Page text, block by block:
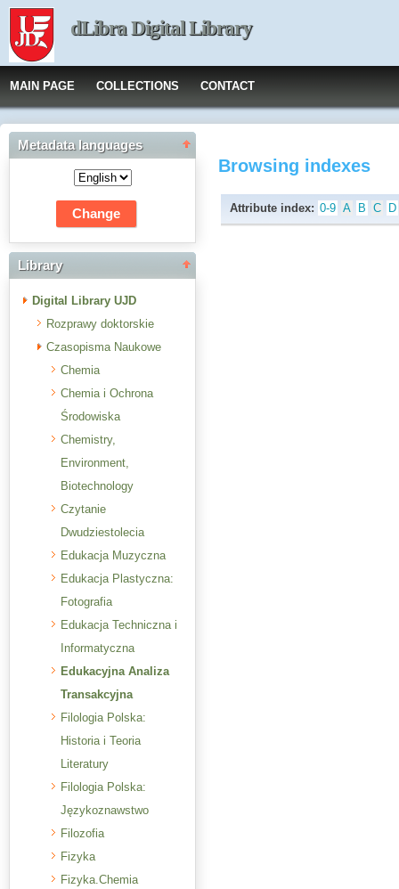
dLibra Digital Library
MAIN PAGE COLLECTIONS CONTACT
Metadata languages
Library
Digital Library UJD
Rozprawy doktorskie
Czasopisma Naukowe
Chemia
Chemia i Ochrona
Środowiska
Chemistry,
Environment,
Biotechnology
Czytanie
Dwudziestolecia
Edukacja Muzyczna
Edukacja Plastyczna:
Fotografia
Edukacja Techniczna i
Informatyczna
Edukacyjna Analiza
Transakcyjna
Filologia Polska:
Historia i Teoria
Literatury
Filologia Polska:
Językoznawstwo
Filozofia
Fizyka
Fizyka.Chemia
Browsing indexes
Attribute index: 0-9 A B C D